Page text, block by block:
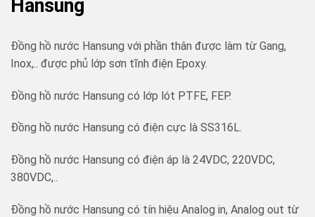
Hansung
Đồng hồ nước Hansung với phần thân được làm từ Gang,
Inox,.. được phủ lớp sơn tĩnh điện Epoxy.
Đồng hồ nước Hansung có lớp lót PTFE, FEP.
Đồng hồ nước Hansung có điện cực là SS316L.
Đồng hồ nước Hansung có điện áp là 24VDC, 220VDC,
380VDC,..
Đồng hồ nước Hansung có tín hiệu Analog in, Analog out từ